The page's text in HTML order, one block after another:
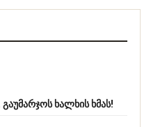
ხალხის ხმას!